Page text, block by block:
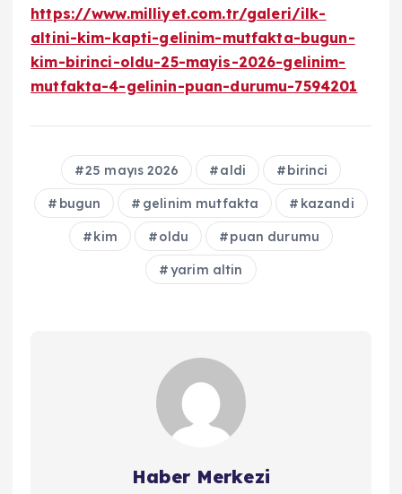
https://www.milliyet.com.tr/galeri/ilk-
altini-kim-kapti-gelinim-mutfakta-bugun-
kim-birinci-oldu-25-mayis-2026-gelinim-
mutfakta-4-gelinin-puan-durumu-7594201
25 mayıs 2026 aldi birinci
bugun gelinim mutfakta kazandi
kim oldu puan durumu
yarim altin
Haber Merkezi